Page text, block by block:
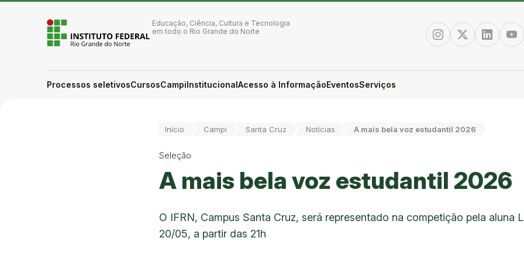
Ir para a página inicial
Ir para a busca
Ir para o menu principal
Ir para o conteúdo
Alto contraste
Login da Área Administrativa
Educação, Ciência, Cultura e Tecnologia
em todo o Rio Grande do Norte
InstagramTwitter/XLinkedin
Processos seletivosCursosCampiInstitucionalAcesso à InformaçãoEventosServiços
Você está aqui:
Início Campi Santa Cruz Notícias A mais bela voz estudantil 2026
Seleção
A mais bela voz estudantil 2026
O IFRN, Campus Santa Cruz, será representado na competição pela aluna
20/05, a partir das 21h